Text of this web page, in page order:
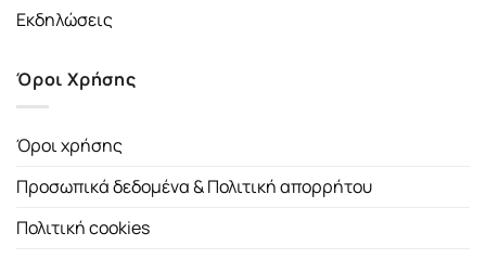
Εκδηλώσεις
Όροι Χρήσης
Όροι χρήσης
Προσωπικά δεδομένα & Πολιτική απορρήτου
Πολιτική cookies